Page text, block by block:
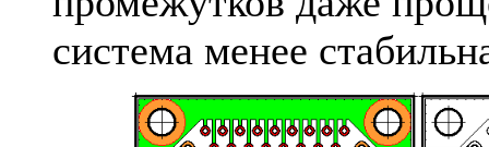
система менее